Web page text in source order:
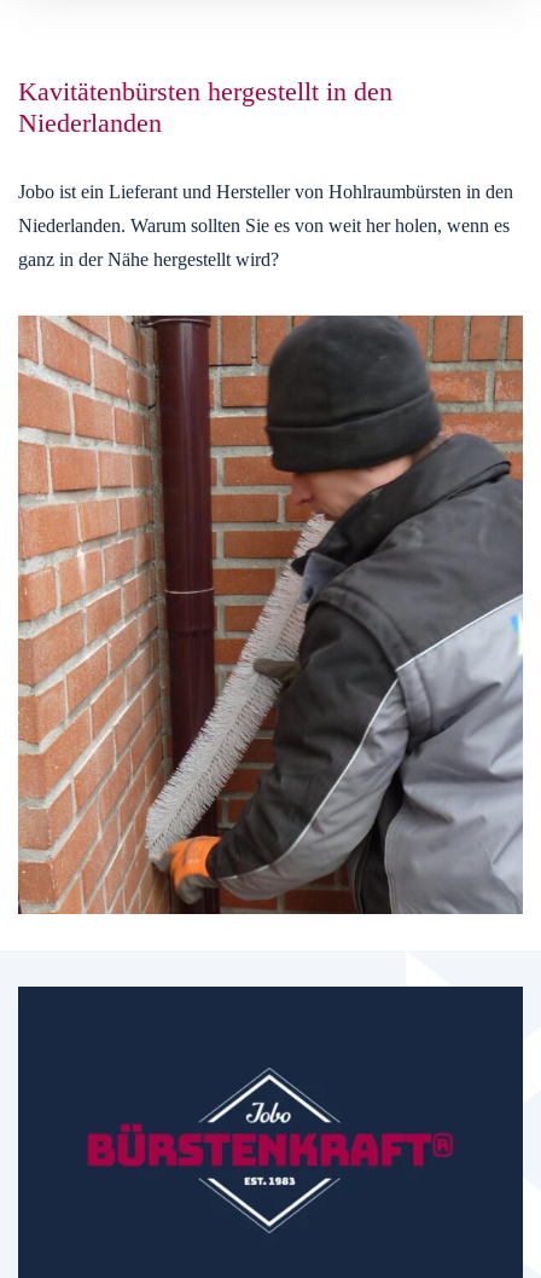
Kavitätenbürsten hergestellt in den
Niederlanden
Jobo ist ein Lieferant und Hersteller von Hohlraumbürsten in den
Niederlanden. Warum sollten Sie es von weit her holen, wenn es
ganz in der Nähe hergestellt wird?